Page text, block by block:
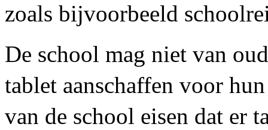
zoals bijvoorbeeld
De school mag niet van
tablet aanschaffen voor
van de school eisen dat er